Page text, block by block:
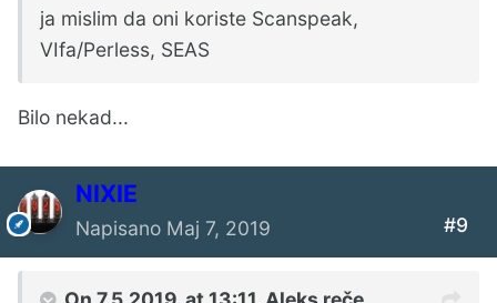
ja mislim da oni koriste Scanspeak,
VIfa/Perless, SEAS
Bilo nekad...
NIXIE
Napisano Maj 7, 2019 #9